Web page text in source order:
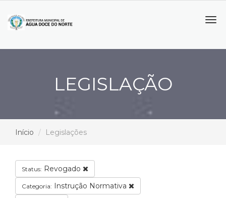
LEGISLAÇÃO
Início Legislações
Status: Revogado
Categoria: Instrução Normativa